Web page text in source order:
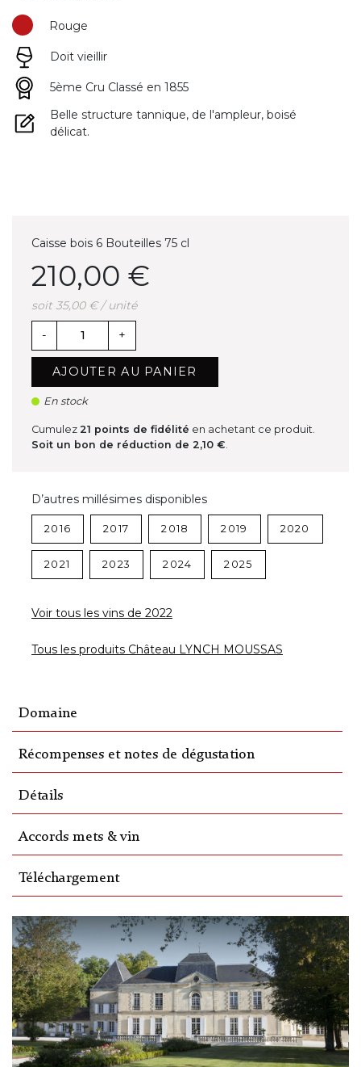
Rouge
Doit vieillir
5ème Cru Classé en 1855
Belle structure tannique, de l'ampleur, boisé
délicat.
Caisse bois 6 Bouteilles 75 cl
210,00 €
soit 35,00 € / unité
- +
AJOUTER AU PANIER
En stock
Cumulez 21 points de fidélité en achetant ce produit.
Soit un bon de réduction de 2,10 €.
D’autres millésimes disponibles
2016 2017 2018 2019 2020
2021 2023 2024 2025
Voir tous les vins de 2022
Tous les produits Château LYNCH MOUSSAS
Domaine
Récompenses et notes de dégustation
Détails
Accords mets & vin
Téléchargement